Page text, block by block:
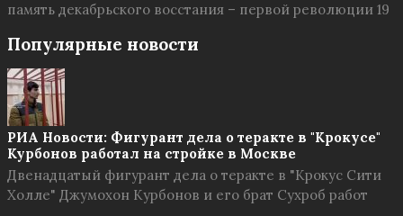
память декабрьского восстания – первой революции 19
Популярные новости
РИА Новости: Фигурант дела о теракте в "Крокусе"
Курбонов работал на стройке в Москве
Двенадцатый фигурант дела о теракте в "Крокус Сити
Холле" Джумохон Курбонов и его брат Сухроб работ